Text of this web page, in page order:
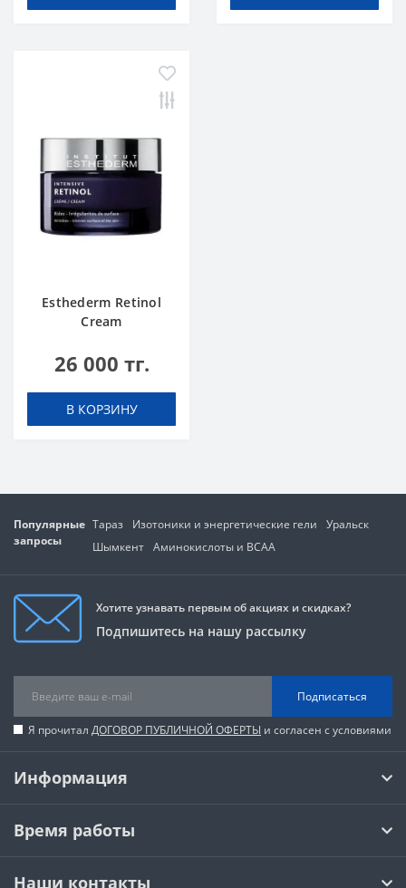
Esthederm Retinol
Cream
26 000 тг.
В КОРЗИНУ
Популярные
запросы
Тараз Изотоники и энергетические гели
Уральск
Шымкент Аминокислоты и BCAA
Хотите узнавать первым об акциях и скидках?
Подпишитесь на нашу рассылку
Подписаться
Я прочитал ДОГОВОР ПУБЛИЧНОЙ ОФЕРТЫ и согласен с условиями
Информация
Время работы
Наши контакты